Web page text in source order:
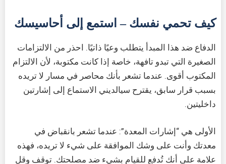
كيف تحمي نفسك – استمع إلى أحاسيسك
الدفاع ضد هذا المبدأ يتطلب وعيًا ذاتيًا. احذر من الالتزامات
الصغيرة التي تبدو تافهة، خاصة إذا كانت مكتوبة، لأن الالتزام
المكتوب أقوى. عندما تشعر بأنك محاصر في مسار لا تريده
بسبب قرار سابق، يقترح سيالديني الاستماع إلى إشارتين
داخليتين.
الأولى هي “إشارات المعدة”: عندما تشعر بانقباض في
معدتك وأنت على وشك الموافقة على شيء لا تريده، فهذه
علامة على أنك تُدفع للقيام بشيء ضد مصلحتك. توقف وقل